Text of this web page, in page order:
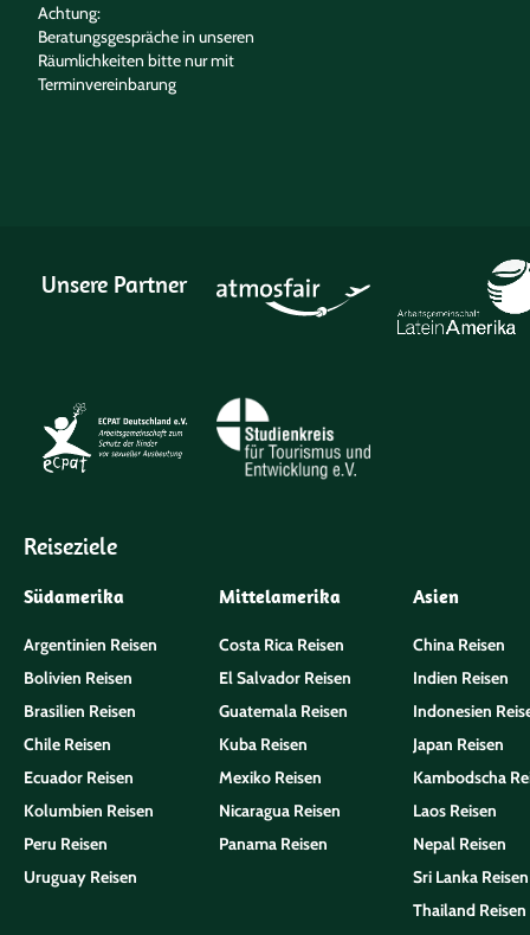
Achtung:
Beratungsgespräche in unseren
Räumlichkeiten bitte nur mit
Terminvereinbarung
Unsere Partner
Reiseziele
Südamerika
Argentinien Reisen
Bolivien Reisen
Brasilien Reisen
Chile Reisen
Ecuador Reisen
Kolumbien Reisen
Peru Reisen
Uruguay Reisen
Mittelamerika
Costa Rica Reisen
El Salvador Reisen
Guatemala Reisen
Kuba Reisen
Mexiko Reisen
Nicaragua Reisen
Panama Reisen
Asien
China Reisen
Indien Reisen
Indonesien
Japan Reisen
Kambodscha
Laos Reisen
Nepal Reisen
Sri Lanka Reisen
Thailand Reisen